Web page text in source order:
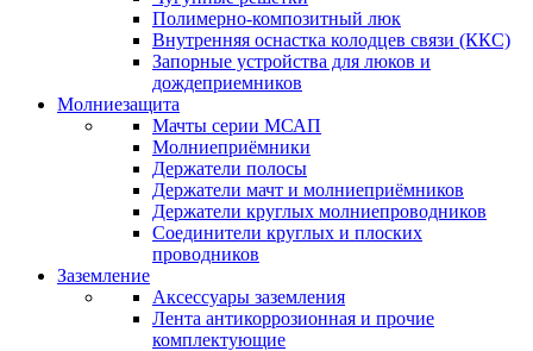
Полимерно-композитный люк
Внутренняя оснастка колодцев связи (ККС)
Запорные устройства для люков и
дождеприемников
Молниезащита
Мачты серии МСАП
Молниеприёмники
Держатели полосы
Держатели мачт и молниеприёмников
Держатели круглых молниепроводников
Cоединители круглых и плоских
проводников
Заземление
Аксессуары заземления
Лента антикоррозионная и прочие
комплектующие